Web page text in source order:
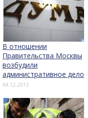
В отношении
Правительства Москвы
возбудили
административное дело
04.12.2013